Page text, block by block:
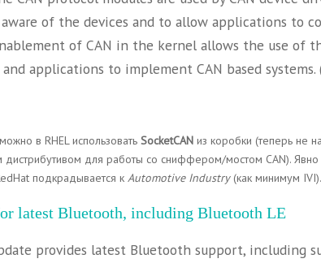
of the devices and to allow applications to
of CAN in the kernel allows the use of
applications to implement CAN based
в RHEL использовать SocketCAN из коробки (теперь не
дистрибутивом для работы со сниффером/мостом CAN).
подкрадывается к Automotive Industry(как минимум IVI).
latest Bluetooth, including Bluetooth LE
provides latest Bluetooth support, including